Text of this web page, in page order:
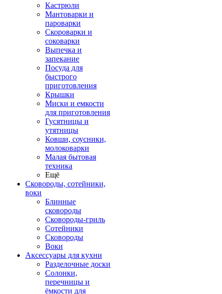
Кастрюли
Мантоварки и
пароварки
Скороварки и
соковарки
Выпечка и
запекание
Посуда для
быстрого
приготовления
Крышки
Миски и емкости
для приготовления
Гусятницы и
утятницы
Ковши, соусники,
молоковарки
Малая бытовая
техника
Ещё
Сковороды, сотейники,
воки
Блинные
сковороды
Сковороды-гриль
Сотейники
Сковороды
Воки
Аксессуары для кухни
Разделочные доски
Солонки,
перечницы и
ёмкости для